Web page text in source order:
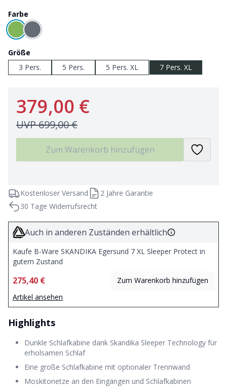
Farbe
Größe
3 Pers.
5 Pers. 5 Pers. XL 7 Pers. XL
379,00 €
UVP699,00 €
Zum Warenkorb hinzufügen
Kostenloser Versand
2 Jahre Garantie
30 Tage Widerrufsrecht
Auch in anderen Zuständen erhältlich
Kaufe B-Ware SKANDIKA Egersund 7 XL Sleeper Protect in
gutem Zustand
275,40 €
Zum Warenkorb hinzufügen
Artikel ansehen
Highlights
Dunkle Schlafkabine dank Skandika Sleeper Technology für
erholsamen Schlaf
Eine große Schlafkabine mit optionaler Trennwand
Moskitonetze an den Eingängen und Schlafkabinen